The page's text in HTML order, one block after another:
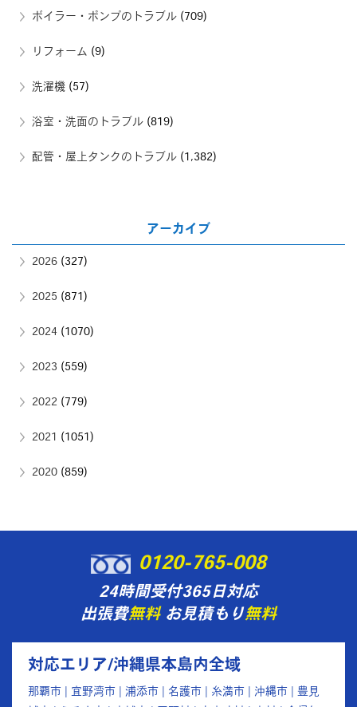
ボイラー・ポンプのトラブル (709)
リフォーム (9)
洗濯機 (57)
浴室・洗面のトラブル (819)
配管・屋上タンクのトラブル (1,382)
アーカイブ
2026 (327)
2025 (871)
2024 (1070)
2023 (559)
2022 (779)
2021 (1051)
2020 (859)
0120-765-008
24時間受付365日対応
出張費無料お見積もり無料
対応エリア/沖縄県本島内全域
那覇市 | 宜野湾市 | 浦添市 | 名護市 | 糸満市 | 沖縄市 | 豊見